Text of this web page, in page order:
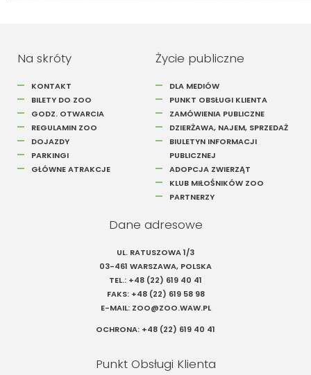
Na skróty
KONTAKT
BILETY DO ZOO
GODZ. OTWARCIA
REGULAMIN ZOO
DOJAZDY
PARKINGI
GŁÓWNE ATRAKCJE
Życie publiczne
DLA MEDIÓW
PUNKT OBSŁUGI KLIENTA
ZAMÓWIENIA PUBLICZNE
DZIERŻAWA, NAJEM, SPRZEDAŻ
BIULETYN INFORMACJI
PUBLICZNEJ
ADOPCJA ZWIERZĄT
KLUB MIŁOŚNIKÓW ZOO
PARTNERZY
Dane adresowe
UL. RATUSZOWA 1/3
03-461 WARSZAWA, POLSKA
TEL.: +48 (22) 619 40 41
FAKS: +48 (22) 619 58 98
E-MAIL: ZOO@ZOO.WAW.PL
OCHRONA: +48 (22) 619 40 41
Punkt Obsługi Klienta